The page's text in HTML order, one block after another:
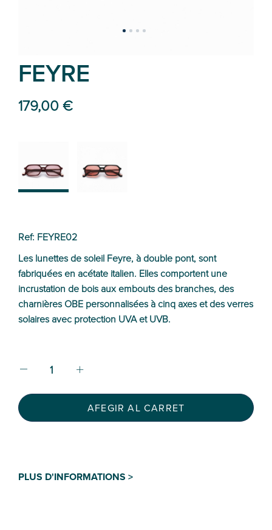
FEYRE
179,00 €
Ref: FEYRE02
Les lunettes de soleil Feyre, à double pont, sont
fabriquées en acétate italien. Elles comportent une
incrustation de bois aux embouts des branches, des
charnières OBE personnalisées à cinq axes et des verres
solaires avec protection UVA et UVB.
AFEGIR AL CARRET
PLUS D'INFORMATIONS >